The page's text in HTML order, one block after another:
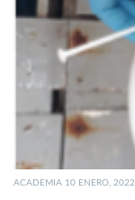
ACADEMIA 10 ENERO, 2022